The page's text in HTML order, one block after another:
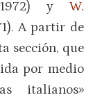
y W.
A partir de
sección, que
por medio
italianos»